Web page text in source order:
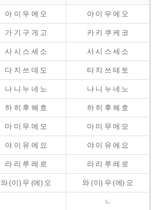
아 이 우 에 오 아 이 우 에 오
가 기 구 게 고 카 키 쿠 케 코
사 시 스 세 소 사 시 스 세 소
다 지 쓰 데 도 타 치 쓰 테 토
나 니 누 네 노 나 니 누 네 노
하 히 후 헤 호 하 히 후 헤 호
마 미 무 메 모 마 미 무 메 모
야 이 유 에 요 야 이 유 에 요
라 리 루 레 로 라 리 루 레 로
와 (이) 우 (에) 오 와 (이) 우 (에) 오
ㄴ